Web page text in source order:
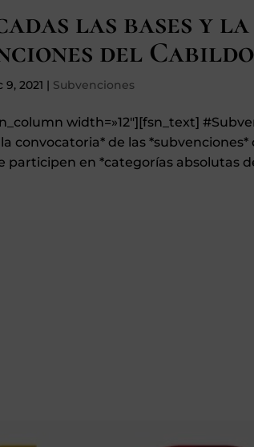
las bases y
del
9, 2021 | Subvenciones
width=»12″][fsn_text]
la convocatoria* de las
participen en *categorías absolutas